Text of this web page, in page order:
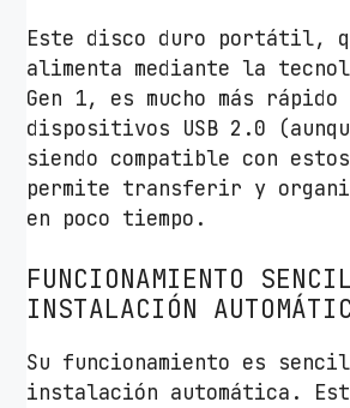
Este disco duro portátil,
alimenta mediante la
Gen 1, es mucho más
dispositivos USB 2.0
siendo compatible con
permite transferir y
en poco tiempo.
FUNCIONAMIENTO
INSTALACIÓN
Su funcionamiento es
instalación automática.